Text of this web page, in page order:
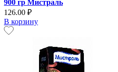
900 гр Мистраль
126.00 ₽
В корзину